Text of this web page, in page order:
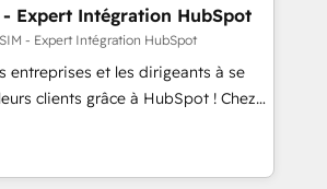
and with an experienced
with reputable companies in
as manufacturing, SaaS and
We prepare a customized
transformation, including a
rationale with a focus on ROI and
- Expert Intégration HubSpot
- Expert Intégration HubSpot
entreprises et les dirigeants à se
clients grâce à HubSpot ! Chez
avons l'intime conviction que la
passe par l’innovation web,
et la relation client ! C'est